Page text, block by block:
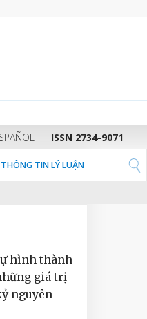
ISSN 2734-9071
THÔNG TIN LÝ LUẬN
hình thành
giá trị
nguyên